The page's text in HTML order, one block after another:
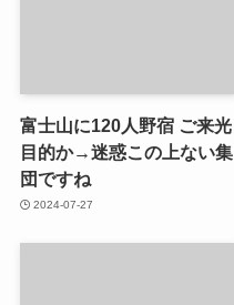
富士山に120人野宿 ご来光
目的か→迷惑この上ない集
団ですね
2024-07-27